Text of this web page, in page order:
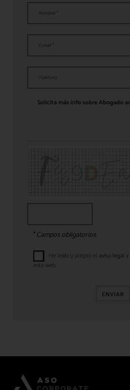
* Campos obligatorios
He leído y acepto el aviso legal y
esta web.
ENVIAR